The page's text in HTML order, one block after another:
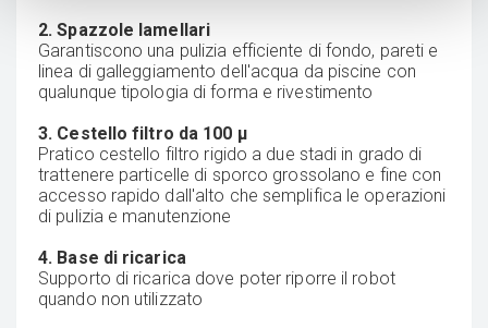
2. Spazzole lamellari
Garantiscono una pulizia efficiente di fondo, pareti e
linea di galleggiamento dell'acqua da piscine con
qualunque tipologia di forma e rivestimento
3. Cestello filtro da 100 μ
Pratico cestello filtro rigido a due stadi in grado di
trattenere particelle di sporco grossolano e fine con
accesso rapido dall'alto che semplifica le operazioni
di pulizia e manutenzione
4. Base di ricarica
Supporto di ricarica dove poter riporre il robot
quando non utilizzato